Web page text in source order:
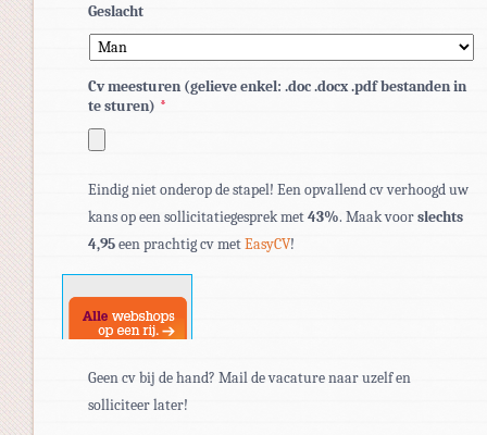
Geslacht
Cv meesturen (gelieve enkel: .doc .docx .pdf bestanden in
te sturen) *
bestandstypen:
pdf,
doc,
docx.
Eindig niet onderop de stapel! Een opvallend cv verhoogd uw
kans op een sollicitatiegesprek met43%. Maak voorslechts
4,95een prachtig cv metEasyCV!
Geen cv bij de hand? Mail de vacature naar uzelf en
solliciteer later!